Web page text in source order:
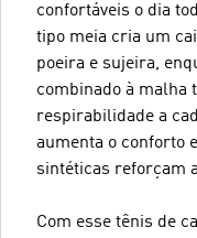
confortáveis o dia
tipo meia cria um
poeira e sujeira,
combinado à malha
respirabilidade a
aumenta o conforto
sintéticas reforçam
Com esse tênis de